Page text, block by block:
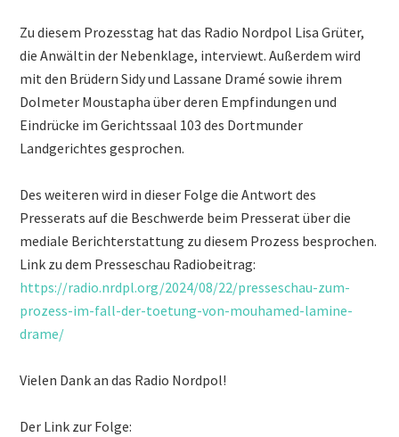
Zu diesem Prozesstag hat das Radio Nordpol Lisa Grüter,
die Anwältin der Nebenklage, interviewt. Außerdem wird
mit den Brüdern Sidy und Lassane Dramé sowie ihrem
Dolmeter Moustapha über deren Empfindungen und
Eindrücke im Gerichtssaal 103 des Dortmunder
Landgerichtes gesprochen.
Des weiteren wird in dieser Folge die Antwort des
Presserats auf die Beschwerde beim Presserat über die
mediale Berichterstattung zu diesem Prozess besprochen.
Link zu dem Presseschau Radiobeitrag:
https://radio.nrdpl.org/2024/08/22/presseschau-zum-
prozess-im-fall-der-toetung-von-mouhamed-lamine-
drame/
Vielen Dank an das Radio Nordpol!
Der Link zur Folge: